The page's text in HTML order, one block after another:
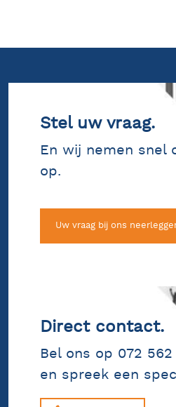
Stel uw vraag.
En wij nemen snel
op.
Uw vraag bij ons
Direct contact.
Bel ons op 072
en spreek een